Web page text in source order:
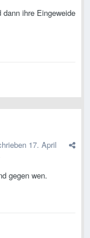
ihre Eingeweide
17. April
gegen wen.